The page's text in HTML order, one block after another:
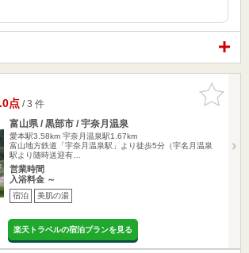
お気に入
りに追加
点/ 3 件
富山県 / 黒部市 / 宇奈月温泉
愛本駅3.58km 宇奈月温泉駅1.67km
富山地方鉄道「宇奈月温泉駅」より徒歩5分（宇名月温泉
駅より随時送迎有…
営業時間
入浴料金 ～
宿泊 美肌の湯
楽天トラベルの宿泊プランを見る